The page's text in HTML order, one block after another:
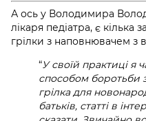
А ось у Володимира
лікаря педіатра, є
грілки з наповнювачем з
“У своїй практиці я
способом боротьби
грілка для
батьків, статті в